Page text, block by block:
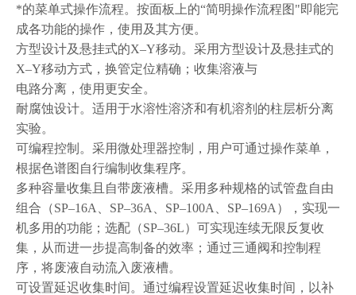
*的菜单式操作流程。按面板上的“简明操作流程图"即能完
成各功能的操作，使用及其方便。
方型设计及悬挂式的X–Y移动。采用方型设计及悬挂式的
X–Y移动方式，换管定位精确；收集溶液与
电路分离，使用更安全。
耐腐蚀设计。适用于水溶性溶济和有机溶剂的柱层析分离
实验。
可编程控制。采用微处理器控制，用户可通过操作菜单，
根据色谱图自行编制收集程序。
多种容量收集且自带废液槽。采用多种规格的试管盘自由
组合（SP–16A、SP–36A、SP–100A、SP–169A），实现一
机多用的功能；选配（SP–36L）可实现连续无限反复收
集，从而进一步提高制备的效率；通过三通阀和控制程
序，将废液自动流入废液槽。
可设置延迟收集时间。通过编程设置延迟收集时间，以补